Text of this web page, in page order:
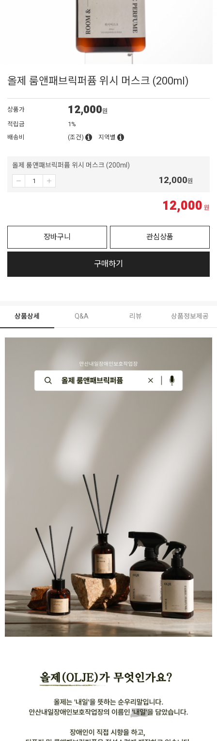
올제 룸앤패브릭퍼퓸 위시 머스크 (200ml)
상품가 12,000원
적립금
1%
배송비
(조건) 지역별
올제 룸앤패브릭퍼퓸 위시 머스크 (200ml)
12,000원
12,000 원
장바구니 관심상품
구매하기
상품상세 Q&A 리뷰 상품정보제공